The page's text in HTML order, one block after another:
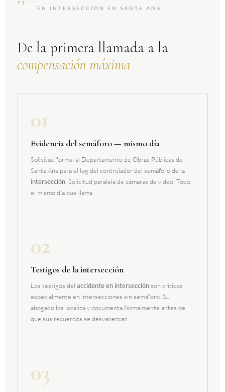
EN INTERSECCIÓN EN SANTA ANA
De la primera llamada a la
compensación máxima
01
Evidencia del semáforo — mismo día
Solicitud formal al Departamento de Obras Públicas de
Santa Ana para el log del controlador del semáforo de la
intersección . Solicitud paralela de cámaras de video. Todo
el mismo día que llama.
02
Testigos de la intersección
Los testigos del accidente en intersecciónson críticos
especialmente en intersecciones sin semáforo. Su
abogado los localiza y documenta formalmente antes de
que sus recuerdos se desvanezcan.
03